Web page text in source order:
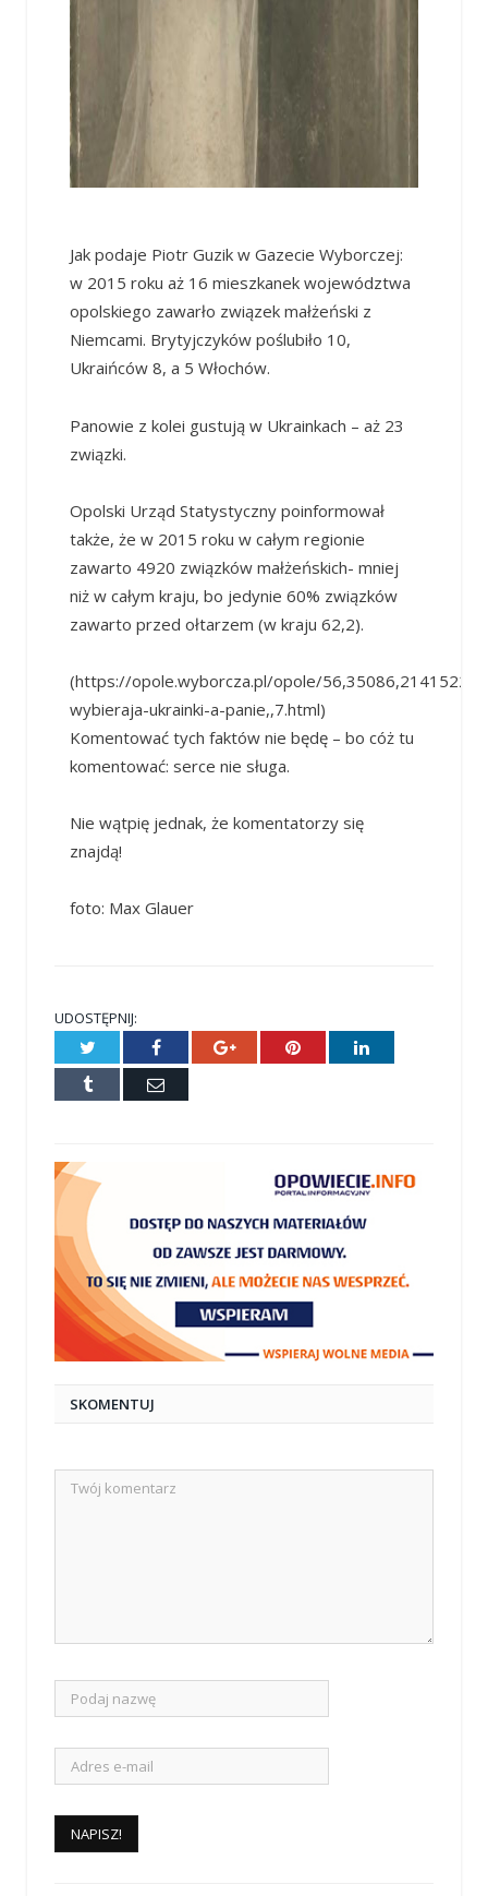
Jak podaje Piotr Guzik w Gazecie Wyborczej:
w 2015 roku aż 16 mieszkanek województwa
opolskiego zawarło związek małżeński z
Niemcami. Brytyjczyków poślubiło 10,
Ukraińców 8, a 5 Włochów.
Panowie z kolei gustują w Ukrainkach – aż 23
związki.
Opolski Urząd Statystyczny poinformował
także, że w 2015 roku w całym regionie
zawarto 4920 związków małżeńskich- mniej
niż w całym kraju, bo jedynie 60% związków
zawarto przed ołtarzem (w kraju 62,2).
(https://opole.wyborcza.pl/opole/
wybieraja-ukrainki-a-panie,,7.html)
Komentować tych faktów nie będę – bo cóż tu
komentować: serce nie sługa.
Nie wątpię jednak, że komentatorzy się
znajdą!
foto: Max Glauer
UDOSTĘPNIJ:
Twitter Facebook Google+ Pinterest LinkedIn
Tumblr
E-
SKOMENTUJ